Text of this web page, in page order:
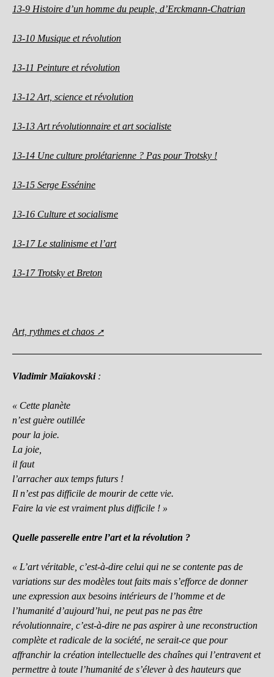
13-9 Histoire d’un homme du peuple, d’Erckmann-Chatrian
13-10 Musique et révolution
13-11 Peinture et révolution
13-12 Art, science et révolution
13-13 Art révolutionnaire et art socialiste
13-14 Une culture prolétarienne ? Pas pour Trotsky !
13-15 Serge Essénine
13-16 Culture et socialisme
13-17 Le stalinisme et l’art
13-17 Trotsky et Breton
Art, rythmes et chaos
Vladimir Maïakovski:
« Cette planète
n’est guère outillée
pour la joie.
La joie,
il faut
l’arracher aux temps futurs !
Il n’est pas difficile de mourir de cette vie.
Faire la vie est vraiment plus difficile ! »
Quelle passerelle entre l’art et la révolution ?
« L’art véritable, c’est-à-dire celui qui ne se contente pas de
variations sur des modèles tout faits mais s’efforce de donner
une expression aux besoins intérieurs de l’homme et de
l’humanité d’aujourd’hui, ne peut pas ne pas être
révolutionnaire, c’est-à-dire ne pas aspirer à une reconstruction
complète et radicale de la société, ne serait-ce que pour
affranchir la création intellectuelle des chaînes qui l’entravent et
permettre à toute l’humanité de s’élever à des hauteurs que